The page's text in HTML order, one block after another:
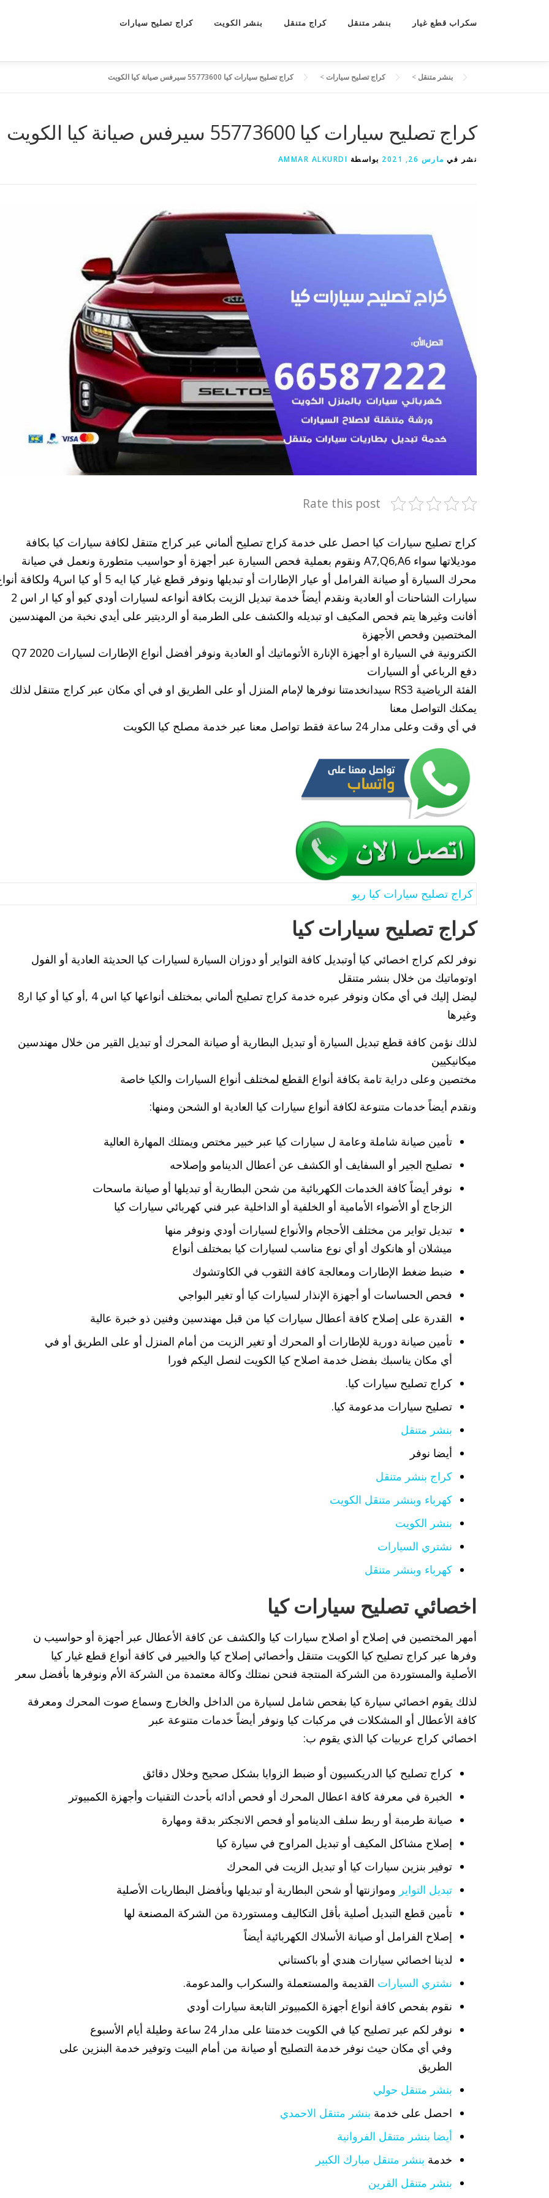
كراج تصليح سيارات بنشر الكويت كراج متنقل بنشر متنقل سكراب قطع غيار
بنشر متنقل > كراج تصليح سيارات> كراج تصليح سيارات كيا 55773600 سيرفس صيانة كيا الكويت
كراج تصليح سيارات كيا 55773600 سيرفس صيانة كيا الكويت
نشر في مارس 26, 2021 بواسطة AMMAR ALKURDI
Rate this post
كراج تصليح سيارات كيا احصل على خدمة كراج تصليح ألماني عبر كراج متنقل لكافة سيارات كيا بكافة
موديلاتها سواء A7,Q6,A6 ونقوم بعملية فحص السيارة عبر أجهزة أو حواسيب متطورة ونعمل في صيانة
محرك السيارة أو صيانة الفرامل أو عيار الإطارات أو تبديلها ونوفر قطع غيار كيا ايه 5 أو كيا اس4
سيارات الشاحنات أو العادية ونقدم أيضاً خدمة تبديل الزيت بكافة أنواعه لسيارات أودي كيو أو كيا ار اس 2
أفانت وغيرها يتم فحص المكيف او تبديله والكشف على الطرمبة أو الرديتير على أيدي نخبة من المهندسين
المختصين وفحص الأجهزة
الكترونية في السيارة او أجهزة الإنارة الأتوماتيك أو العادية ونوفر أفضل أنواع الإطارات لسيارات Q7 2020
دفع الرباعي أو السيارات
الفئة الرياضية RS3 سيدانخدمتنا نوفرها لإمام المنزل أو على الطريق او في أي مكان عبر كراج متنقل لذلك
يمكنك التواصل معنا
في أي وقت وعلى مدار 24 ساعة فقط تواصل معنا عبر خدمة مصلح كيا الكويت
كراج تصليح سيارات كيا ريو
كراج تصليح سيارات كيا
نوفر لكم كراج اخصائي كيا أوتبديل كافة التواير أو دوزان السيارة لسيارات كيا الحديثة العادية أو الفول
اوتوماتيك من خلال بنشر متنقل
ليضل إليك في أي مكان ونوفر عبره خدمة كراج تصليح ألماني بمختلف أنواعها كيا اس 4 ,أو كيا أو كيا ار8
وغيرها
لذلك نؤمن كافة قطع تبديل السيارة أو تبديل البطارية أو صيانة المحرك أو تبديل القير من خلال مهندسين
ميكانيكيين
مختصين وعلى دراية تامة بكافة أنواع القطع لمختلف أنواع السيارات والكيا خاصة
ونقدم أيضاً خدمات متنوعة لكافة أنواع سيارات كيا العادية او الشحن ومنها:
تأمين صيانة شاملة وعامة ل سيارات كيا عبر خبير مختص ويمتلك المهارة العالية
تصليح الجير أو السفايف أو الكشف عن أعطال الدينامو وإصلاحه
نوفر أيضاً كافة الخدمات الكهربائية من شحن البطارية أو تبديلها أو صيانة ماسحات
الزجاج أو الأضواء الأمامية أو الخلفية أو الداخلية عبر فني كهربائي سيارات كيا
تبديل تواير من مختلف الأحجام والأنواع لسيارات أودي ونوفر منها
ميشلان أو هانكوك أو أي نوع مناسب لسيارات كيا بمختلف أنواع
ضبط ضغط الإطارات ومعالجة كافة الثقوب في الكاوتشوك
فحص الحساسات أو أجهزة الإنذار لسيارات كيا أو تغير البواجي
القدرة على إصلاح كافة أعطال سيارات كيا من قبل مهندسين وفنين ذو خبرة عالية
تأمين صيانة دورية للإطارات أو المحرك أو تغير الزيت من أمام المنزل أو على الطريق أو في
أي مكان يناسبك بفضل خدمة اصلاح كيا الكويت لنصل اليكم فورا
كراج تصليح سيارات كيا.
تصليح سيارات مدعومة كيا.
بنشر متنقل
أيضا نوفر
كراج بنشر متنقل
كهرباء وبنشر متنقل الكويت
بنشر الكويت
نشتري السيارات
كهرباء وبنشر متنقل
اخصائي تصليح سيارات كيا
أمهر المختصين في إصلاح أو اصلاح سيارات كيا والكشف عن كافة الأعطال عبر أجهزة أو حواسيب ن
وفرها عبر كراج تصليح كيا الكويت متنقل وأخصائي إصلاح كيا والخبير في كافة أنواع قطع غيار كيا
الأصلية والمستوردة من الشركة المنتجة فنحن نمتلك وكالة معتمدة من الشركة الأم ونوفرها بأفضل سعر
لذلك يقوم اخصائي سيارة كيا بفحص شامل لسيارة من الداخل والخارج وسماع صوت المحرك ومعرفة
كافة الأعطال أو المشكلات في مركبات كيا ونوفر أيضاً خدمات متنوعة عبر
اخصائي كراج عربيات كيا الذي يقوم ب:
كراج تصليح كيا الدريكسيون أو ضبط الزوايا بشكل صحيح وخلال دقائق
الخبرة في معرفة كافة اعطال المحرك أو فحص أدائه بأحدث التقنيات وأجهزة الكمبيوتر
صيانة طرمبة أو ربط سلف الدينامو أو فحص الانجكتر بدقة ومهارة
إصلاح مشاكل المكيف أو تبديل المراوح في سيارة كيا
توفير بنزين سيارات كيا أو تبديل الزيت في المحرك
تبديل التواير وموازنتها أو شحن البطارية أو تبديلها وبأفضل البطاريات الأصلية
تأمين قطع التبديل أصلية بأقل التكاليف ومستوردة من الشركة المصنعة لها
إصلاح الفرامل أو صيانة الأسلاك الكهربائية أيضاً
لدينا اخصائي سيارات هندي أو باكستاني
نشتري السيارات القديمة والمستعملة والسكراب والمدعومة.
نقوم بفحص كافة أنواع أجهزة الكمبيوتر التابعة سيارات أودي
نوفر لكم عبر تصليح كيا في الكويت خدمتنا على مدار 24 ساعة وطيلة أيام الأسبوع
وفي أي مكان حيث نوفر خدمة التصليح أو صيانة من أمام البيت وتوفير خدمة البنزين على
الطريق
بنشر متنقل حولي
احصل على خدمة بنشر متنقل الاحمدي
أيضا بنشر متنقل الفروانية
خدمة بنشر متنقل مبارك الكبير
بنشر متنقل القرين